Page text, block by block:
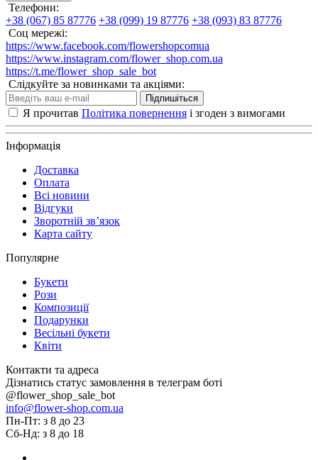
Телефони:
+38 (067) 85 87776 +38 (099) 19 87776 +38 (093) 83 87776
Соц мережі:
https://www.facebook.com/flowershopcomua
https://www.instagram.com/flower_shop.com.ua
https://t.me/flower_shop_sale_bot
Слідкуйте за новинками та акціями:
Підпишіться
Я прочитав Політика повернення і згоден з вимогами
Інформація
Доставка
Оплата
Всі новини
Відгуки
Зворотній зв’язок
Карта сайту
Популярне
Букети
Рози
Композиції
Подарунки
Весільні букети
Квіти
Контакти та адреса
Дізнатись статус замовлення в телеграм боті
@flower_shop_sale_bot
info@flower-shop.com.ua
Пн-Пт: з 8 до 23
Сб-Нд: з 8 до 18